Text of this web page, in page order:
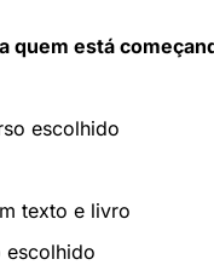
quem está
escolhido
texto e livro
escolhido